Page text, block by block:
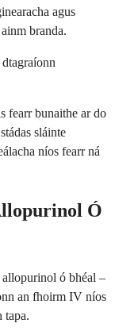
agus
branda.
fearr bunaithe ar do
sláinte
níos fearr ná
Ó
ó bhéal –
an fhoirm IV níos
tapa.